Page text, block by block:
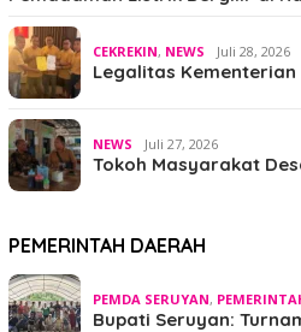
CEKREKIN, NEWS Juli 28, 2026
Legalitas Kementerian
NEWS Juli 27, 2026
Tokoh Masyarakat
PEMERINTAH DAERAH
PEMDA SERUYAN,
Bupati Seruyan: